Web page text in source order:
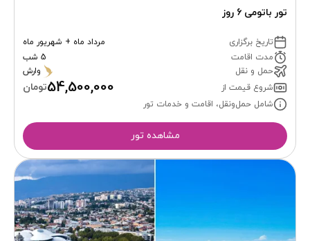
تور باتومی 6 روز
تاریخ برگزاری
مرداد ماه + شهریور ماه
مدت اقامت
5 شب
حمل و نقل
وارش
شروع قیمت از
54,500,000تومان
شامل حمل‌ونقل، اقامت و خدمات تور
مشاهده تور